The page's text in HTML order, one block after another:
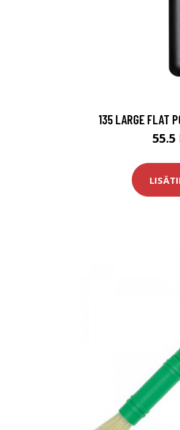
135 LARGE FLAT
55.5